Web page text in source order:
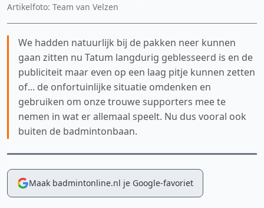
Artikelfoto: Team van Velzen
We hadden natuurlijk bij de pakken neer kunnen
gaan zitten nu Tatum langdurig geblesseerd is en de
publiciteit maar even op een laag pitje kunnen zetten
of... de onfortuinlijke situatie omdenken en
gebruiken om onze trouwe supporters mee te
nemen in wat er allemaal speelt. Nu dus vooral ook
buiten de badmintonbaan.
Maak badmintonline.nl je Google-favoriet